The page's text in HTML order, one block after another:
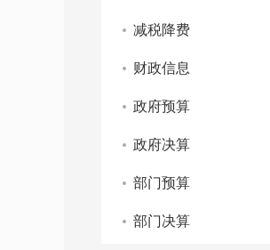
减税降费
财政信息
政府预算
政府决算
部门预算
部门决算